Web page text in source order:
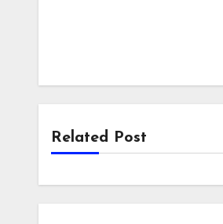
Related Post